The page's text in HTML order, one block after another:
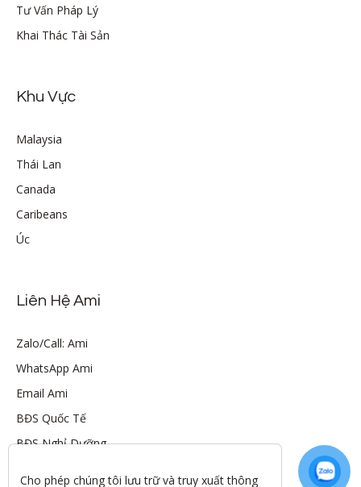
Tư Vấn Pháp Lý
Khai Thác Tài Sản
Khu Vực
Malaysia
Thái Lan
Canada
Caribeans
Úc
Liên Hệ Ami
Zalo/Call: Ami
WhatsApp Ami
Email Ami
BĐS Quốc Tế
BĐS Nghỉ Dưỡng
Cho phép chúng tôi lưu trữ và truy xuất thông